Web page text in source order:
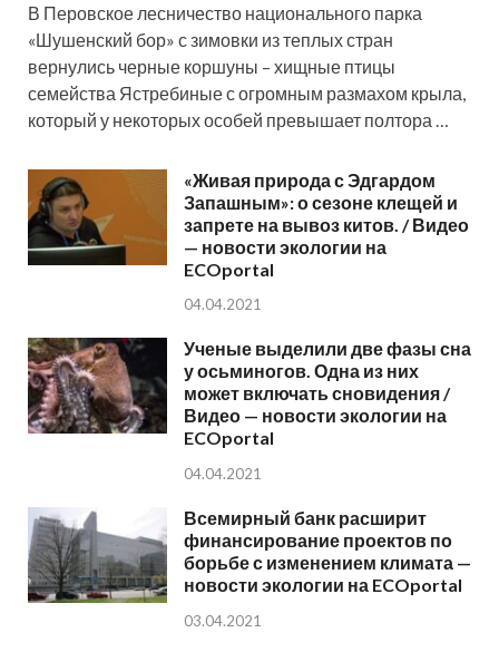
В Перовское лесничество национального парка
«Шушенский бор» с зимовки из теплых стран
вернулись черные коршуны – хищные птицы
семейства Ястребиные с огромным размахом крыла,
который у некоторых особей превышает полтора …
«Живая природа с Эдгардом
Запашным»: о сезоне клещей и
запрете на вывоз китов. / Видео
— новости экологии на
ECOportal
04.04.2021
Ученые выделили две фазы сна
у осьминогов. Одна из них
может включать сновидения /
Видео — новости экологии на
ECOportal
04.04.2021
Всемирный банк расширит
финансирование проектов по
борьбе с изменением климата —
новости экологии на ECOportal
03.04.2021